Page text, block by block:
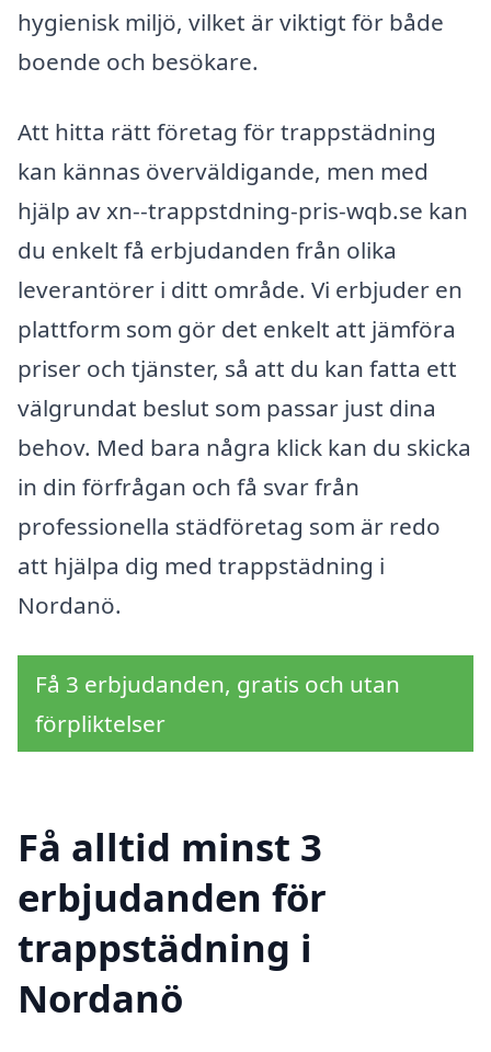
hygienisk miljö, vilket är viktigt för både
boende och besökare.
Att hitta rätt företag för trappstädning
kan kännas överväldigande, men med
hjälp av xn--trappstdning-pris-wqb.se kan
du enkelt få erbjudanden från olika
leverantörer i ditt område. Vi erbjuder en
plattform som gör det enkelt att jämföra
priser och tjänster, så att du kan fatta ett
välgrundat beslut som passar just dina
behov. Med bara några klick kan du skicka
in din förfrågan och få svar från
professionella städföretag som är redo
att hjälpa dig med trappstädning i
Nordanö.
Få 3 erbjudanden, gratis och utan
förpliktelser
Få alltid minst 3
erbjudanden för
trappstädning i
Nordanö